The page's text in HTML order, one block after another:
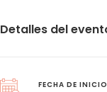
Detalles del
FECHA DE INICIO